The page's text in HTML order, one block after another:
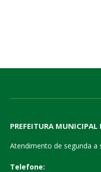
PREFEITURA MUNICIPAL
Atendimento de segunda a
Telefone: